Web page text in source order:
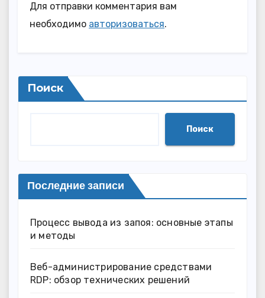
Для отправки комментария вам
необходимо авторизоваться.
Поиск
Поиск
Последние записи
Процесс вывода из запоя: основные этапы
и методы
Веб-администрирование средствами
RDP: обзор технических решений